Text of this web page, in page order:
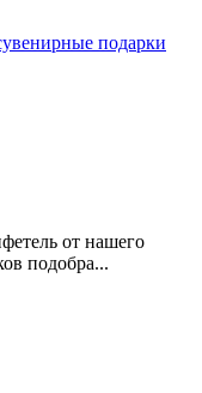
подарки
от нашего
подобра...